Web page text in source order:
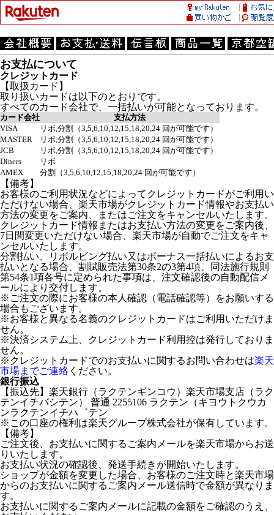
お支払について
クレジットカード
【取扱カード】
取り扱いカードは以下のとおりです。
すべてのカード会社で、一括払いが可能となっております。
カード会社
支払方法
VISA
リボ,分割（3,5,6,10,12,15,18,20,24 回が可能です）
MASTER
リボ,分割（3,5,6,10,12,15,18,20,24 回が可能です）
JCB
リボ,分割（3,5,6,10,12,15,18,20,24 回が可能です）
Diners
リボ
AMEX
分割（3,5,6,10,12,15,18,20,24 回が可能です）
【備考】
お客様のご利用状況などによってクレジットカードがご利用い
ただけない場合、楽天市場がクレジットカード情報やお支払い
方法の変更をご案内、またはご注文をキャンセルいたします。
クレジットカード情報またはお支払い方法の変更をご案内後、
7日間変更いただけない場合、楽天市場が自動でご注文をキャ
ンセルいたします。
分割払い、リボルビング払い又はボーナス一括払いによるお支
払いとなる場合、割賦販売法第30条2の3第4項、同法施行規則
第54条1項各号に定められた事項は、注文確認後の自動配信メ
ールにより交付します。
※ご注文の際にお客様の本人確認（電話確認等）をお願いする
場合もございます。
※お客様と異なる名義のクレジットカードはご利用いただけま
せん。
※決済システム上、クレジットカード利用控は発行しておりま
せん。
※クレジットカードでのお支払いに関するお問い合わせは楽天
市場までご連絡 ください。
銀行振込
【振込先】楽天銀行（ラクテンギンコウ）楽天市場支店（ラク
テンイチバシテン） 普通 2255106 ラクテン（キヨウトクウカ
ンラクテンイチハ゛テン
※この口座の権利は楽天グループ株式会社が保有しています。
【備考】
ご注文後、お支払いに関するご案内メールを楽天市場からお送
りいたします。
お支払い状況の確認後、発送手続きが開始いたします。
ショップが金額を変更した場合、お客様のご注文時と楽天市場
からのお支払いに関するご案内メール送信時で金額が異なりま
す。
お支払いに関するご案内メールに記載の金額をご確認のうえ、